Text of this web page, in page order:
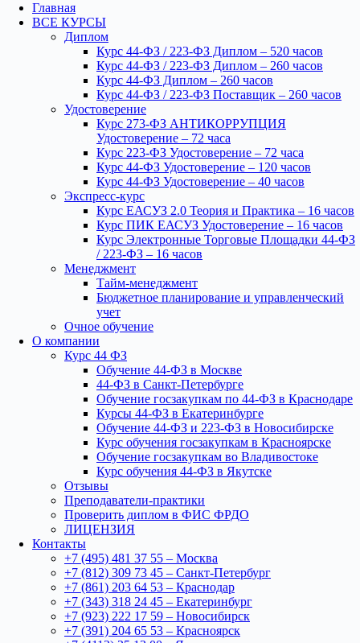
Главная
ВСЕ КУРСЫ
Диплом
Курс 44-ФЗ / 223-ФЗ Диплом – 520 часов
Курс 44-ФЗ / 223-ФЗ Диплом – 260 часов
Курс 44-ФЗ Диплом – 260 часов
Курс 44-ФЗ / 223-ФЗ Поставщик – 260 часов
Удостоверение
Курс 273-ФЗ АНТИКОРРУПЦИЯ
Удостоверение – 72 часа
Курс 223-ФЗ Удостоверение – 72 часа
Курс 44-ФЗ Удостоверение – 120 часов
Курс 44-ФЗ Удостоверение – 40 часов
Экспресс-курс
Курс ЕАСУЗ 2.0 Теория и Практика – 16 часов
Курс ПИК ЕАСУЗ Удостоверение – 16 часов
Курс Электронные Торговые Площадки 44-ФЗ
/ 223-ФЗ – 16 часов
Менеджмент
Тайм-менеджмент
Бюджетное планирование и управленческий
учет
Очное обучение
О компании
Курс 44 ФЗ
Обучение 44-ФЗ в Москве
44-ФЗ в Санкт-Петербурге
Обучение госзакупкам по 44-ФЗ в Краснодаре
Курсы 44-ФЗ в Екатеринбурге
Обучение 44-ФЗ и 223-ФЗ в Новосибирске
Курс обучения госзакупкам в Красноярске
Обучение госзакупкам во Владивостоке
Курс обучения 44-ФЗ в Якутске
Отзывы
Преподаватели-практики
Проверить диплом в ФИС ФРДО
ЛИЦЕНЗИЯ
Контакты
+7 (495) 481 37 55 – Москва
+7 (812) 309 73 45 – Санкт-Петербург
+7 (861) 203 64 53 – Краснодар
+7 (343) 318 24 45 – Екатеринбург
+7 (923) 222 17 59 – Новосибирск
+7 (391) 204 65 53 – Красноярск